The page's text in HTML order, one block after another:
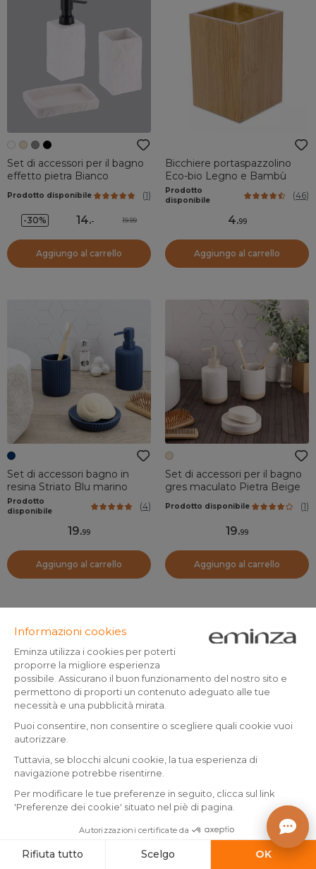
Set di accessori per il bagno
effetto pietra Bianco
Prodotto disponibile (1)
-30% 14.- 19.99
Aggiungo al carrello
Bicchiere portaspazzolino
Eco-bio Legno e Bambù
Prodotto
disponibile
(46)
4.99
Aggiungo al carrello
Set di accessori bagno in
resina Striato Blu marino
Prodotto
disponibile
(4)
19.99
Aggiungo al carrello
Set di accessori per il bagno
gres maculato Pietra Beige
Prodotto disponibile (1)
19.99
Aggiungo al carrello
Prodotto
effetto pietra Nero
Prodotto
3)
19.99